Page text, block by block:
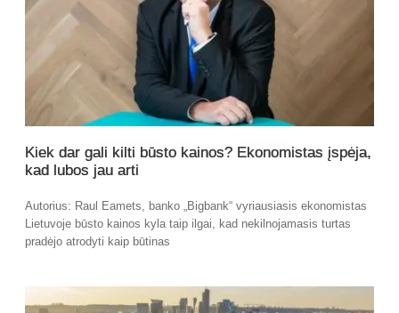
Kiek dar gali kilti būsto kainos? Ekonomistas įspėja,
kad lubos jau arti
Autorius: Raul Eamets, banko „Bigbank“ vyriausiasis ekonomistas
Lietuvoje būsto kainos kyla taip ilgai, kad nekilnojamasis turtas
pradėjo atrodyti kaip būtinas